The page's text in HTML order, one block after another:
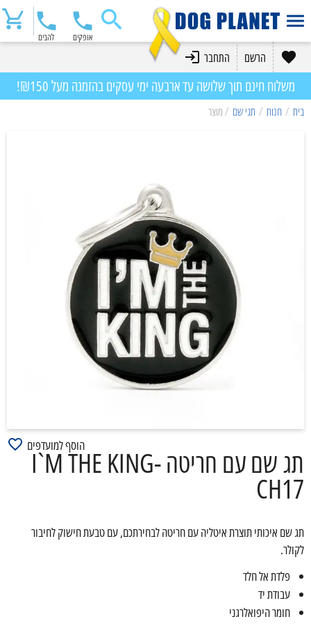
אופקים להבים
הרשם התחבר
משלוח חינם תוך שלושה עד ארבעה ימי עסקים בהזמנה מעל ₪150!
בית / חנות / תגי שם / מוצר
תג שם עם חריטה I`M THE KING-
CH17
הוסף למועדפים
תג שם איכותי תוצרת איטליה עם חריטה לבחירתכם, עם טבעת חישוק לחיבור
לקולר.
פלדת אל חלד
עבודת יד
חומר היפואלרגני